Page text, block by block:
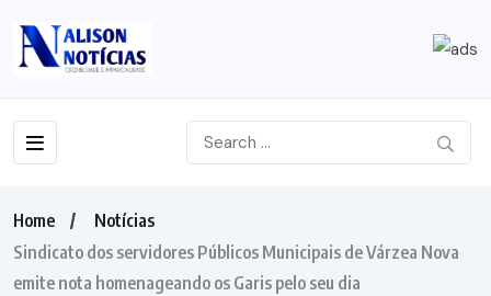
Home
Notícias
Sindicato dos servidores Públicos Municipais de Várzea Nova
emite nota homenageando os Garis pelo seu dia